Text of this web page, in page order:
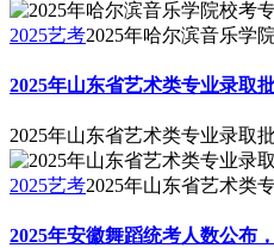
2025艺考2025年哈尔滨音乐学
2025年山东省艺术类专业录取
2025年山东省艺术类专业录取
2025艺考2025年山东省艺术类
2025年安徽舞蹈统考人数公布